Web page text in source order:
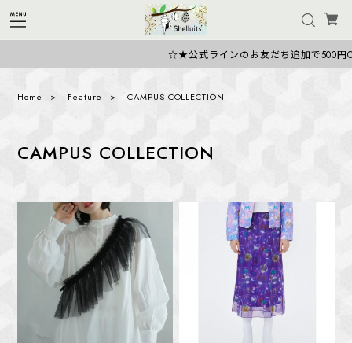
☆★公式ラインのお友だち追加で500円
Home Feature CAMPUS COLLECTION
CAMPUS COLLECTION